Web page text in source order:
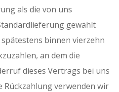
als die von uns
gewählt
binnen vierzehn
an dem die
dieses Vertrags bei uns
Rückzahlung verwenden wir